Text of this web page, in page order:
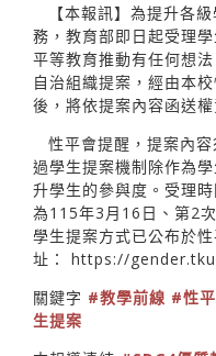
【本報訊】為提升各
務，教育部即日起受理
平等教育推動有任何想
自治組織提案，經由本
後，將依提案內容函送
性平會提醒，提案內
過學生提案機制除作為
升學生的參與度。受理
為115年3月16日、第2
學生提案方式已公布於
址： https://
關鍵字 #教學前線 #性
生提案